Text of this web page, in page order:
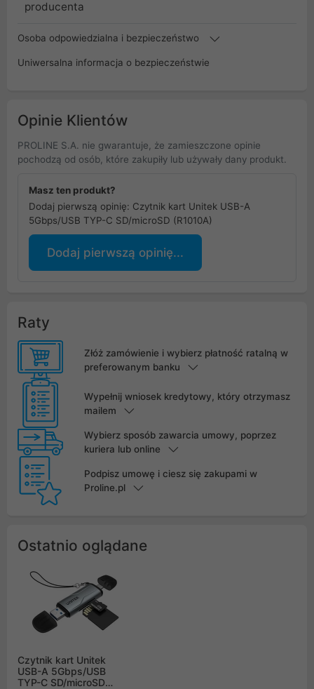
producenta
Osoba odpowiedzialna i bezpieczeństwo
Uniwersalna informacja o bezpieczeństwie
Opinie Klientów
PROLINE S.A. nie gwarantuje, że zamieszczone opinie
pochodzą od osób, które zakupiły lub używały dany produkt.
Masz ten produkt?
Dodaj pierwszą opinię: Czytnik kart Unitek USB-A
5Gbps/USB TYP-C SD/microSD (R1010A)
Dodaj pierwszą opinię...
Raty
Złóż zamówienie i wybierz płatność ratalną w
preferowanym banku
Wypełnij wniosek kredytowy, który otrzymasz
mailem
Wybierz sposób zawarcia umowy, poprzez
kuriera lub online
Podpisz umowę i ciesz się zakupami w
Proline.pl
Ostatnio oglądane
Czytnik kart Unitek
USB-A 5Gbps/USB
TYP-C SD/microSD